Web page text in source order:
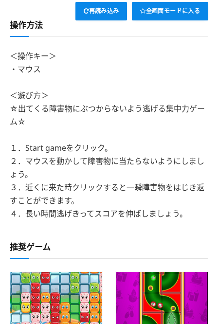
再読み込み 全画面モードに入る
操作方法
＜操作キー＞
・マウス
＜遊び方＞
☆出てくる障害物にぶつからないよう逃げる集中力ゲー
ム☆
１．Start gameをクリック。
２．マウスを動かして障害物に当たらないようにしまし
ょう。
３．近くに来た時クリックすると一瞬障害物をはじき返
すことができます。
４．長い時間逃げきってスコアを伸ばしましょう。
推奨ゲーム